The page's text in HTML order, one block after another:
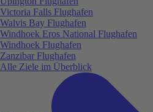
Victoria Falls Flughafen
Walvis Bay Flughafen
Windhoek Eros National Flughafen
Windhoek Flughafen
Zanzibar Flughafen
Alle Ziele im Überblick